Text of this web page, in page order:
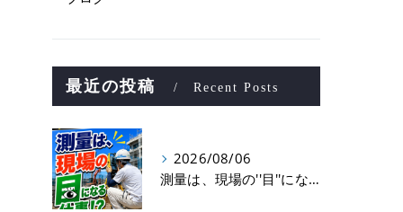
最近の投稿 Recent Posts
2026/08/06
測量は、現場の''目''になる仕事！？